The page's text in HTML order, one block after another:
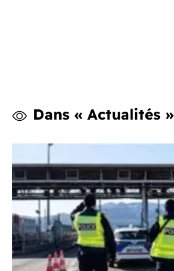
Dans « Actualités »